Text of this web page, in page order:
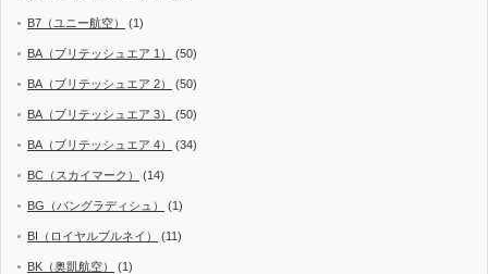
B7（ユニー航空） (1)
BA（ブリテッシュエア 1） (50)
BA（ブリテッシュエア 2） (50)
BA（ブリテッシュエア 3） (50)
BA（ブリテッシュエア 4） (34)
BC（スカイマーク） (14)
BG（バングラディシュ） (1)
BI（ロイヤルブルネイ） (11)
BK（奥凱航空） (1)